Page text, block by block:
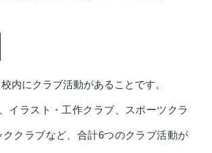
内にクラブ活動があることです。
イラスト・工作クラブ、スポーツクラ
ククラブなど、合計6つのクラブ活動が